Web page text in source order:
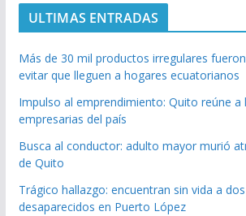
ULTIMAS ENTRADAS
Más de 30 mil productos irregulares
evitar que lleguen a hogares ecuatorianos
Impulso al emprendimiento: Quito reúne a
empresarias del país
Busca al conductor: adulto mayor murió
de Quito
Trágico hallazgo: encuentran sin vida a
desaparecidos en Puerto López